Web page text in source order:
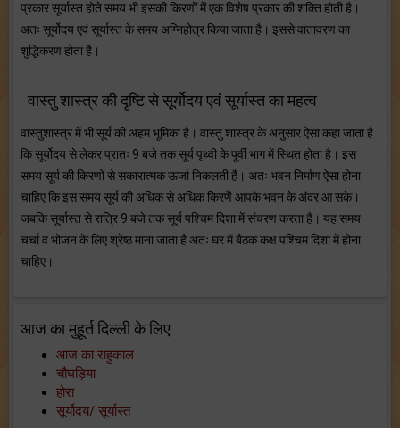
प्रकार सूर्यास्त होते समय भी इसकी किरणों में एक विशेष प्रकार की शक्ति होती है।
अतः सूर्योदय एवं सूर्यास्त के समय अग्निहोत्र किया जाता है। इससे वातावरण का
शुद्धिकरण होता है।
वास्तु शास्त्र की दृष्टि से सूर्योदय एवं सूर्यास्त का महत्व
वास्तुशास्त्र में भी सूर्य की अहम भूमिका है। वास्तु शास्त्र के अनुसार ऐसा कहा जाता है
कि सूर्योदय से लेकर प्रातः 9 बजे तक सूर्य पृथ्वी के पूर्वी भाग में स्थित होता है। इस
समय सूर्य की किरणों से सकारात्मक ऊर्जा निकलती हैं। अतः भवन निर्माण ऐसा होना
चाहिए कि इस समय सूर्य की अधिक से अधिक किरणें आपके भवन के अंदर आ सके।
जबकि सूर्यास्त से रात्रि 9 बजे तक सूर्य पश्चिम दिशा में संचरण करता है। यह समय
चर्चा व भोजन के लिए श्रेष्ठ माना जाता है अतः घर में बैठक कक्ष पश्चिम दिशा में होना
चाहिए।
आज का मुहूर्त दिल्ली के लिए
आज का राहुकाल
चौघड़िया
होरा
सूर्योदय/ सूर्यास्त